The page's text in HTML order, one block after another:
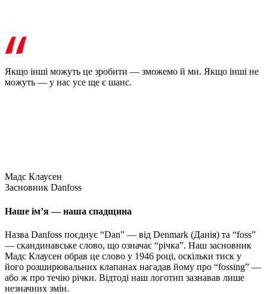
Якщо інші можуть це зробити — зможемо й ми. Якщо інші не
можуть — у нас усе ще є шанс.
Мадс Клаусен
Засновник Danfoss
Наше ім’я — наша спадщина
Назва Danfoss поєднує “Dan” — від Denmark (Данія) та “foss”
— скандинавське слово, що означає “річка”. Наш засновник
Мадс Клаусен обрав це слово у 1946 році, оскільки тиск у
його розширювальних клапанах нагадав йому про “fossing” —
або ж про течію річки. Відтоді наш логотип зазнавав лише
незначних змін.